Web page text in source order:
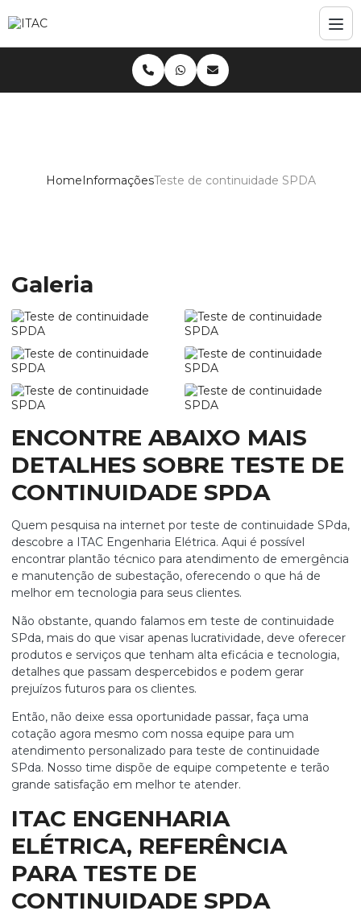
HomeInformaçõesTeste de continuidade SPDA
Galeria
ENCONTRE ABAIXO MAIS
DETALHES SOBRE TESTE DE
CONTINUIDADE SPDA
Quem pesquisa na internet por teste de continuidade SPda,
descobre a ITAC Engenharia Elétrica. Aqui é possível
encontrar plantão técnico para atendimento de emergência
e manutenção de subestação, oferecendo o que há de
melhor em tecnologia para seus clientes.
Não obstante, quando falamos em teste de continuidade
SPda, mais do que visar apenas lucratividade, deve oferecer
produtos e serviços que tenham alta eficácia e tecnologia,
detalhes que passam despercebidos e podem gerar
prejuízos futuros para os clientes.
Então, não deixe essa oportunidade passar, faça uma
cotação agora mesmo com nossa equipe para um
atendimento personalizado para teste de continuidade
SPda. Nosso time dispõe de equipe competente e terão
grande satisfação em melhor te atender.
ITAC ENGENHARIA
ELÉTRICA, REFERÊNCIA
PARA TESTE DE
CONTINUIDADE SPDA